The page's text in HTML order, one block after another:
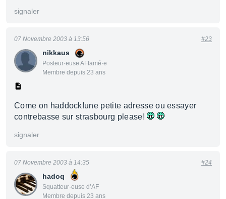
signaler
nikkaus
Posteur·euse AFfamé·e
Membre depuis 23 ans
07 Novembre 2003 à 13:56 #23
Come on haddock!une petite adresse ou essayer
contrebasse sur strasbourg please!
signaler
hadoq
Squatteur·euse d’AF
Membre depuis 23 ans
07 Novembre 2003 à 14:35 #24